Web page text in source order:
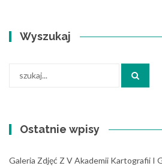
Wyszukaj
Ostatnie wpisy
Galeria Zdjęć Z V Akademii Kartografii I